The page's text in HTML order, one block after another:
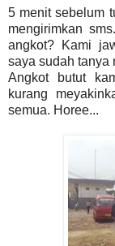
5 menit sebelum
mengirimkan
angkot? Kami
saya sudah tanya
Angkot butut
kurang
semua. Horee...